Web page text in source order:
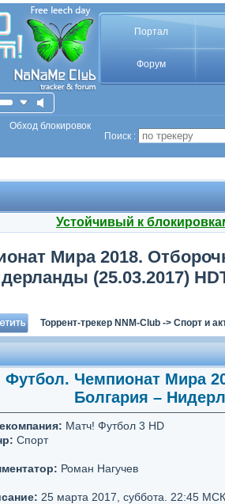
Портал
Форум
Обход блокировок
Поиск :
Устойчивый к
Мира 2018.
(25.03.2017)
Торрент-трекер NNM-Club -> Спорт и
Футбол. Чемпионат Мира
Болгария –
Матч! Футбол 3 HD
Спорт
Роман Нагучев
25 марта 2017, суббота. 22:45 МСК